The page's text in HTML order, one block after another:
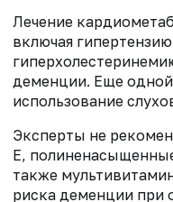
Лечение
включая
деменции. Еще одной
использование
Эксперты не
Е,
также
риска деменции при